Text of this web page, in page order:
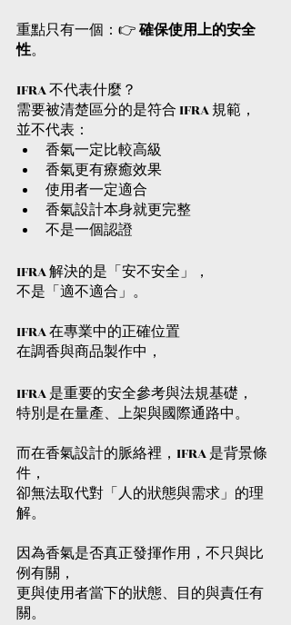
重點只有一個：👉 確保使用上的安全
性。
IFRA 不代表什麼？
需要被清楚區分的是符合 IFRA 規範，
並不代表：
香氣一定比較高級
香氣更有療癒效果
使用者一定適合
香氣設計本身就更完整
不是一個認證
IFRA 解決的是「安不安全」，
不是「適不適合」。
IFRA 在專業中的正確位置
在調香與商品製作中，
IFRA 是重要的安全參考與法規基礎，
特別是在量產、上架與國際通路中。
而在香氣設計的脈絡裡，IFRA 是背景條
件，
卻無法取代對「人的狀態與需求」的理
解。
因為香氣是否真正發揮作用，不只與比
例有關，
更與使用者當下的狀態、目的與責任有
關。